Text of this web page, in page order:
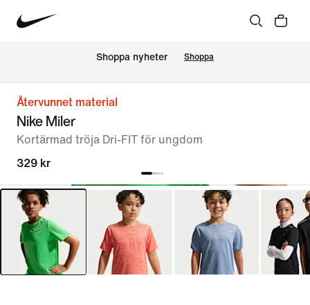
Shoppa nyheter Shoppa
Återvunnet material
Nike Miler
Kortärmad tröja Dri-FIT för ungdom
329 kr